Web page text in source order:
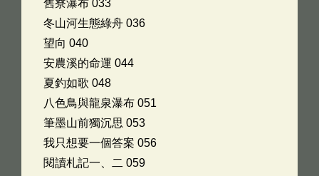
舊寮瀑布 033
冬山河生態綠舟 036
望向 040
安農溪的命運 044
夏釣如歌 048
八色鳥與龍泉瀑布 051
筆墨山前獨沉思 053
我只想要一個答案 056
閱讀札記一、二 059